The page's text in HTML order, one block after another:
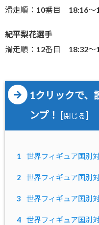
滑走順：10番目 18:16～
紀平梨花選手
滑走順：12番目 18:32～
1クリックで、
ンプ！
[閉じる]
1 世界フィギュア国別
2 世界フィギュア国別
3 世界フィギュア国別
4 世界フィギュア国別